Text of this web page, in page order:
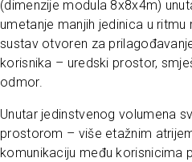
(dimenzije modula 8x8x4m)
umetanje manjih jedinica u ritmu
sustav otvoren za
korisnika – uredski prostor,
odmor.
Unutar jedinstvenog volumena
prostorom – više etažnim
komunikaciju među korisnicima